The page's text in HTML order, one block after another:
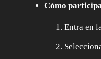
Cómo
Entra en